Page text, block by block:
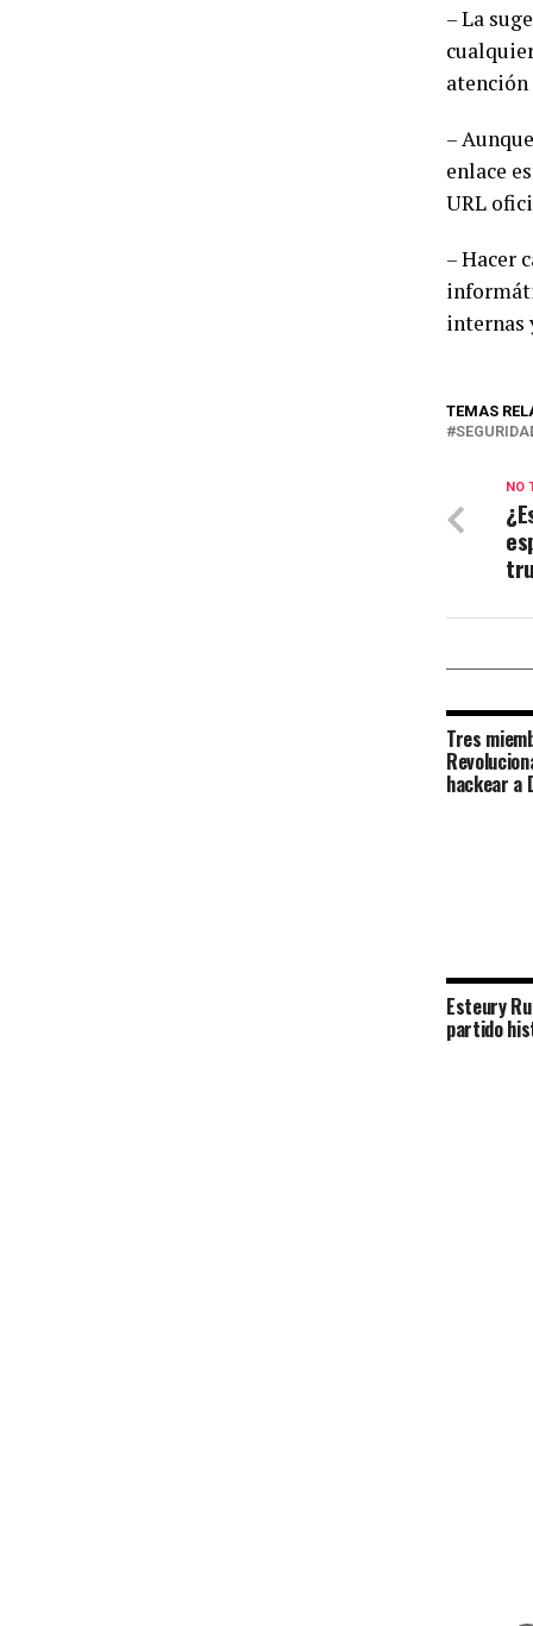
– La
atención
–
enlace
URL
– Hacer
internas
TEMAS
NO
Tres
hackear a
Esteury
partido